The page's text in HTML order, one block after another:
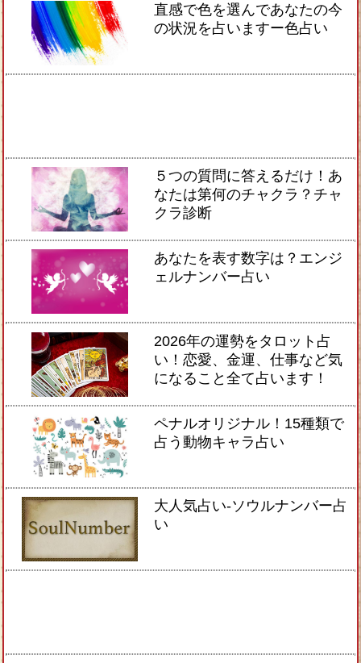
直感で色を選んであなたの今
の状況を占いますー色占い
５つの質問に答えるだけ！あ
なたは第何のチャクラ？チャ
クラ診断
あなたを表す数字は？エンジ
ェルナンバー占い
2026年の運勢をタロット占
い！恋愛、金運、仕事など気
になること全て占います！
ペナルオリジナル！15種類で
占う動物キャラ占い
大人気占い-ソウルナンバー占
い